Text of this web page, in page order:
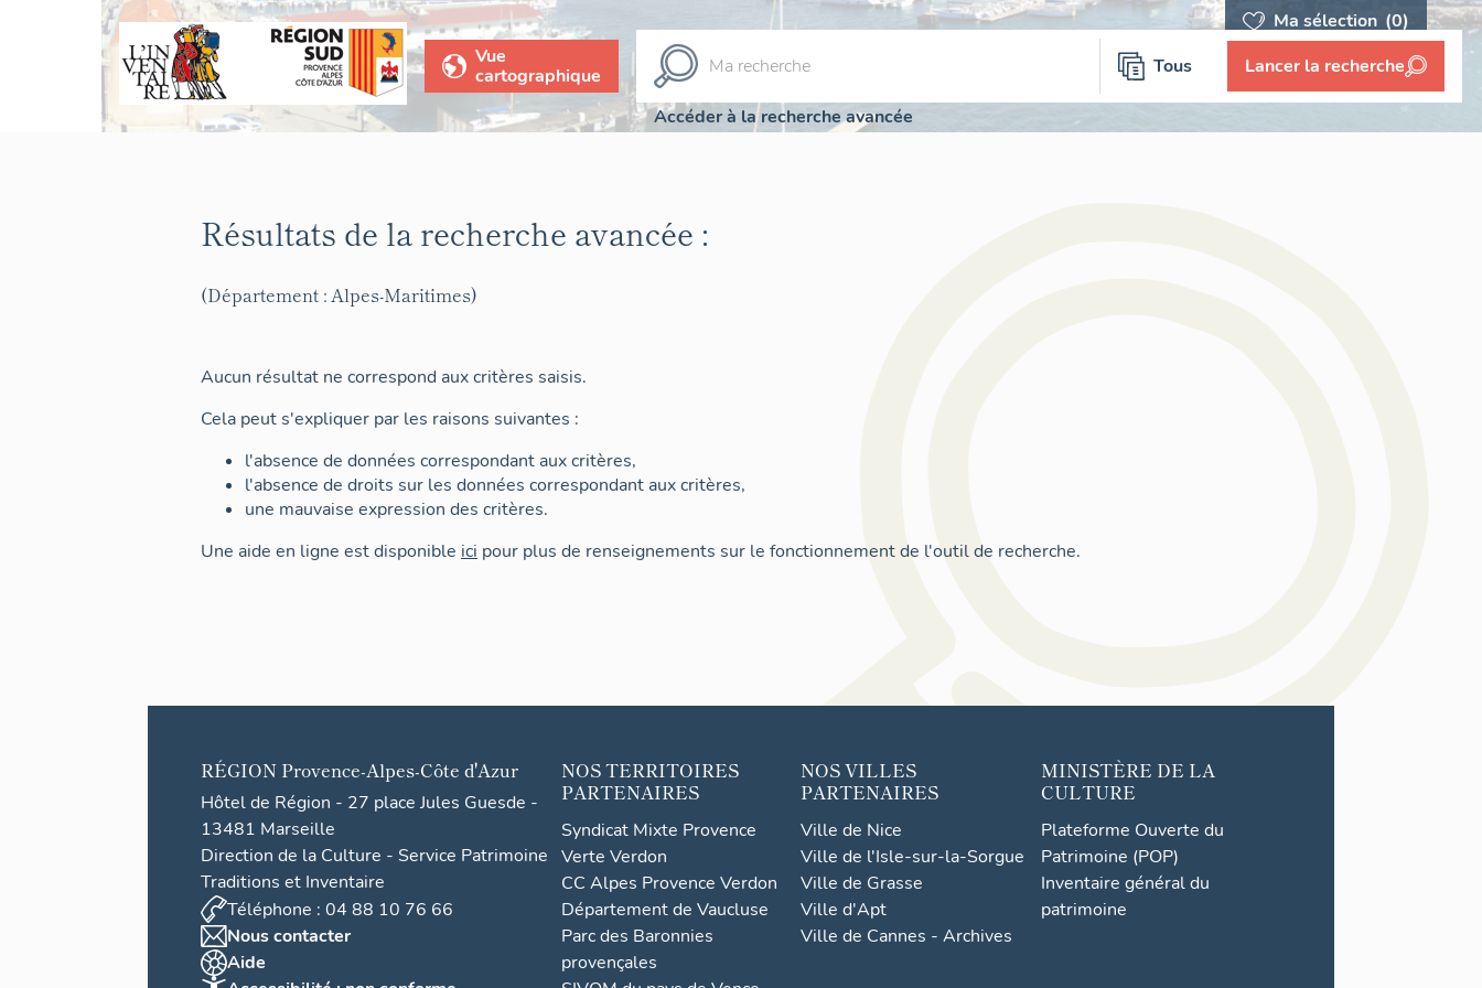
Ma sélection (0)
Vue
cartographique
Tous Lancer la recherche
Accéder à la recherche avancée
Résultats de la recherche avancée :
(Département : Alpes-Maritimes)
Aucun résultat ne correspond aux critères saisis.
Cela peut s'expliquer par les raisons suivantes :
l'absence de données correspondant aux critères,
l'absence de droits sur les données correspondant aux critères,
une mauvaise expression des critères.
Une aide en ligne est disponible ici pour plus de renseignements sur le fonctionnement de l'outil de recherche.
RÉGION Provence-Alpes-Côte d'Azur
Hôtel de Région - 27 place Jules Guesde -
13481 Marseille
Direction de la Culture - Service Patrimoine
Traditions et Inventaire
Téléphone : 04 88 10 76 66
Nous contacter
Aide
NOS TERRITOIRES
PARTENAIRES
Syndicat Mixte Provence
Verte Verdon
CC Alpes Provence Verdon
Département de Vaucluse
Parc des Baronnies
provençales
NOS VILLES
PARTENAIRES
Ville de Nice
Ville de l'Isle-sur-la-Sorgue
Ville de Grasse
Ville d'Apt
Ville de Cannes - Archives
MINISTÈRE DE LA
CULTURE
Plateforme Ouverte du
Patrimoine (POP)
Inventaire général du
patrimoine